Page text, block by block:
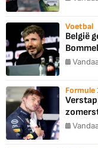
Voetbal
België
Formule